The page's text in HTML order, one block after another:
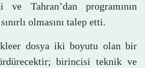
ve Tahran’dan programının
olmasını talep etti.
dosya iki boyutu olan bir
birincisi teknik ve